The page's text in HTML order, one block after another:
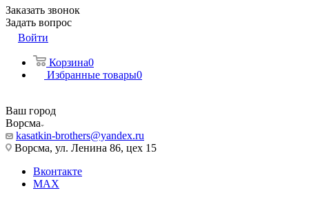
Заказать звонок
Задать вопрос
Войти
Корзина0
Избранные товары0
Ваш город
Ворсма
kasatkin-brothers@yandex.ru
Ворсма, ул. Ленина 86, цех 15
Вконтакте
MAX